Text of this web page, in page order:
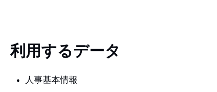
利用するデータ
人事基本情報